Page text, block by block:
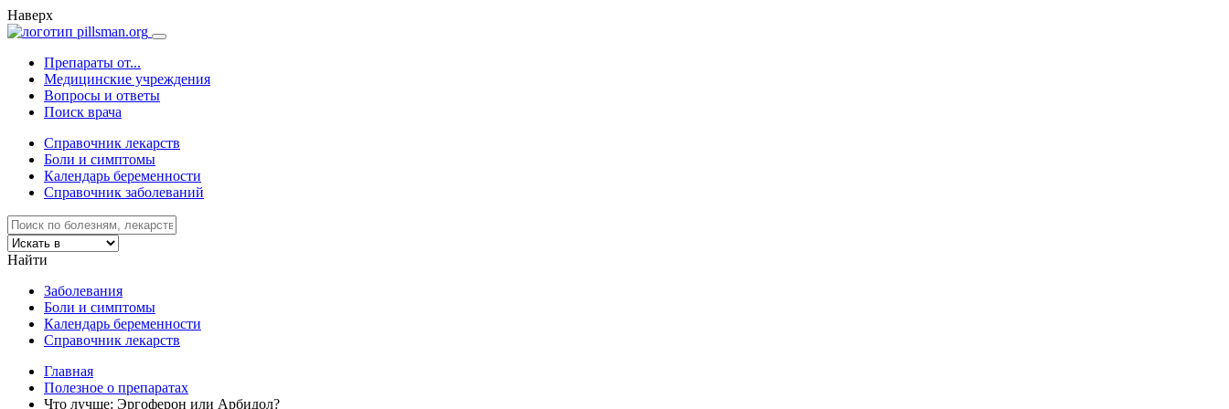
Наверх
Препараты от...
Медицинские учреждения
Вопросы и ответы
Поиск врача
Справочник лекарств
Боли и симптомы
Календарь беременности
Справочник заболеваний
Найти
Заболевания
Боли и симптомы
Календарь беременности
Справочник лекарств
Главная
Полезное о препаратах
Что лучше: Эргоферон или Арбидол?